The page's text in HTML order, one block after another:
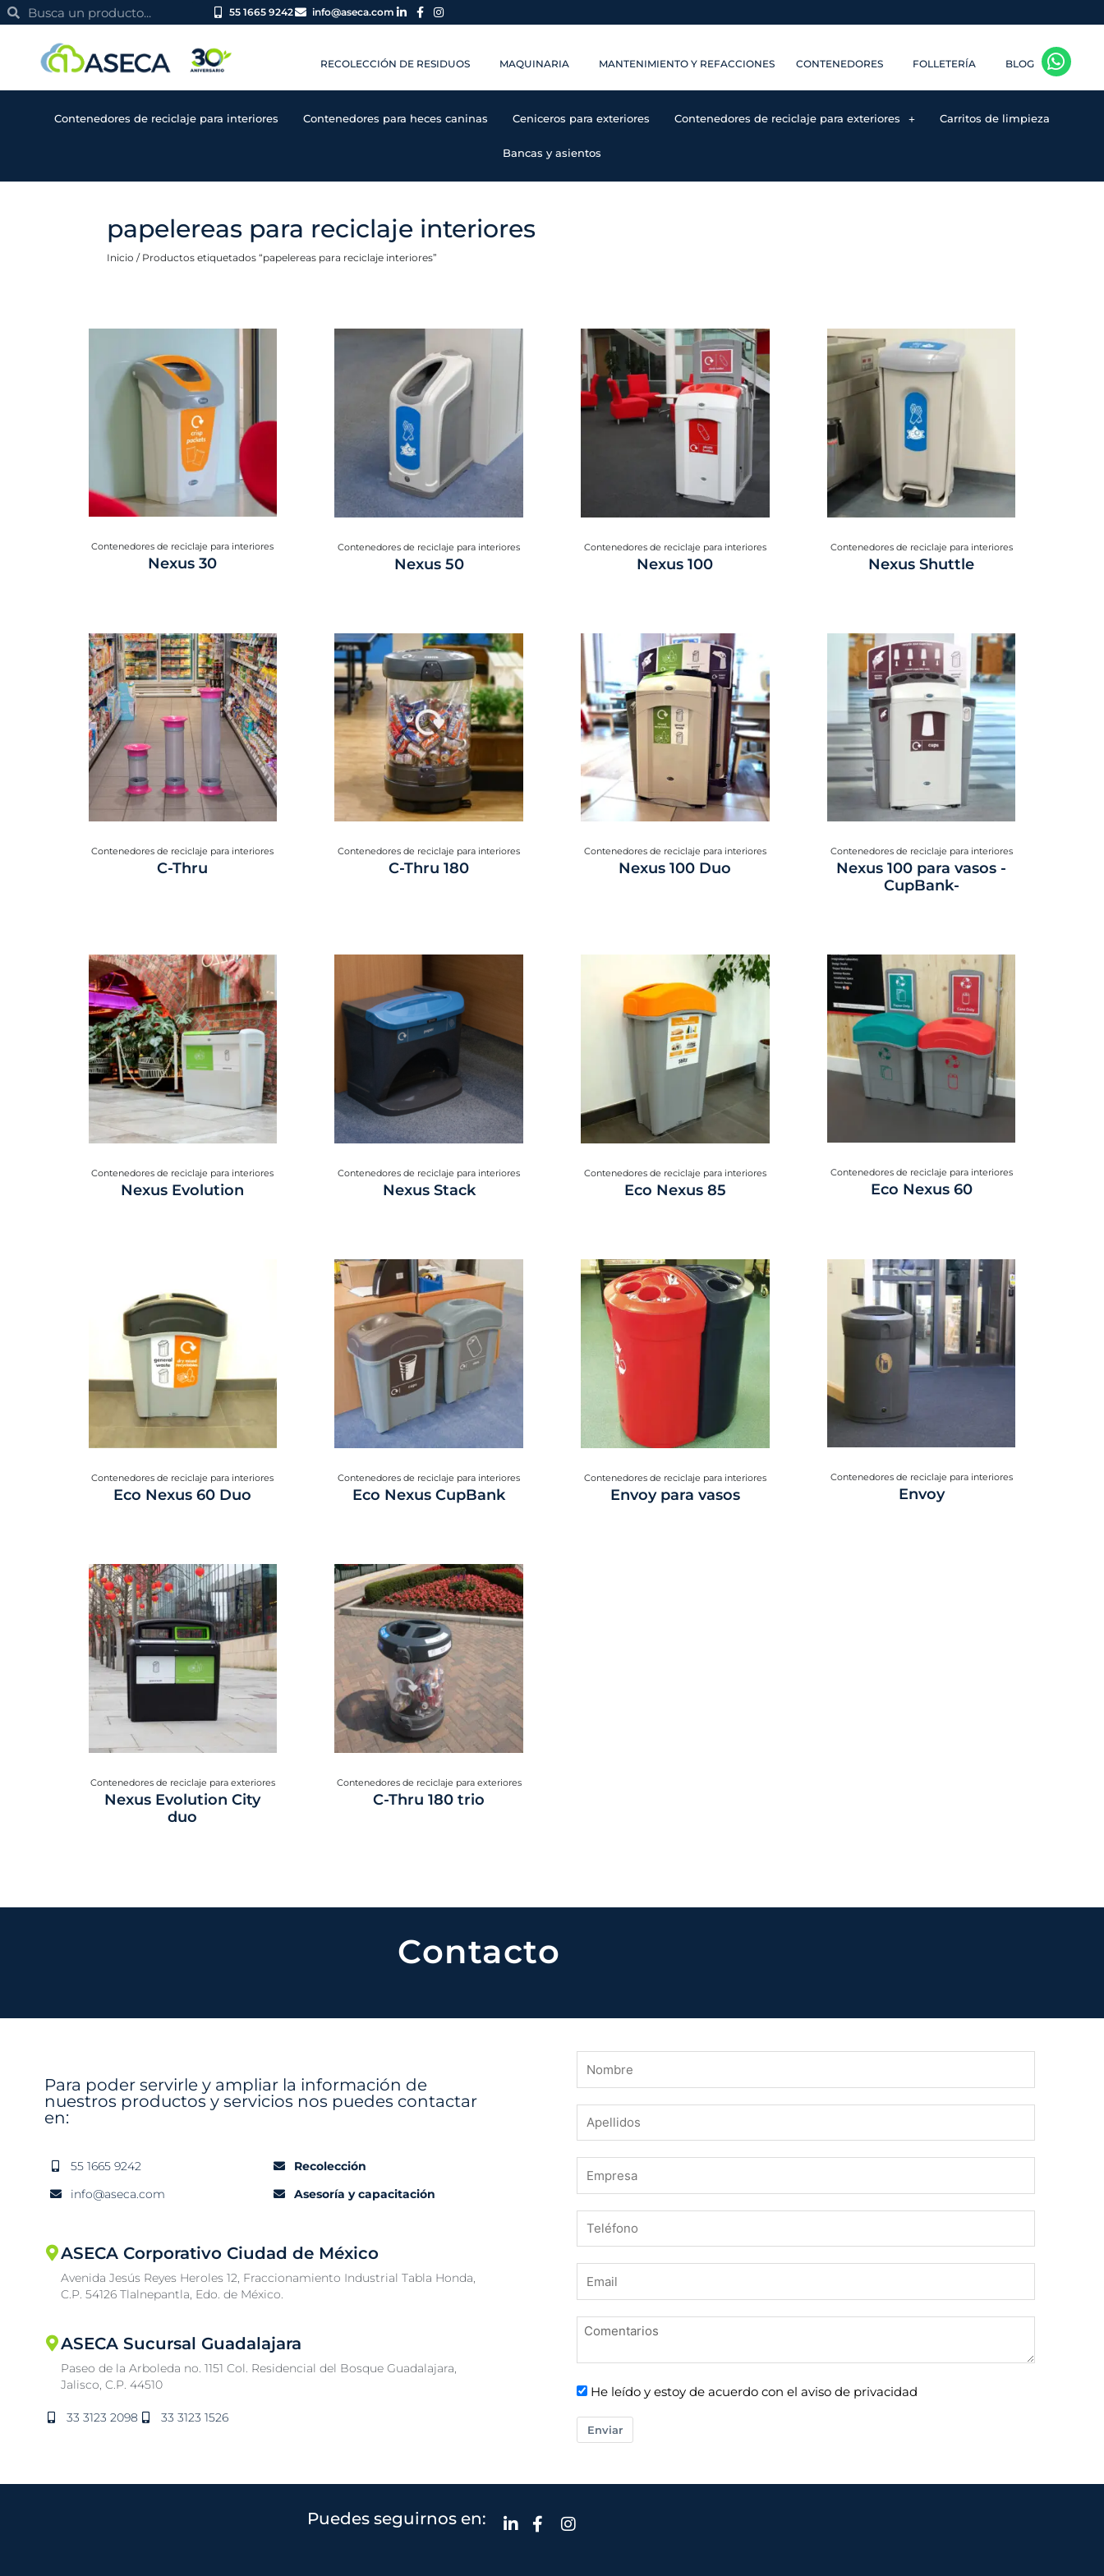
Ir
al
contenido
SearchSearch 55 1665 9242 info@aseca.com
RECOLECCIÓN DE RESIDUOS MAQUINARIA MANTENIMIENTO Y REFACCIONES CONTENEDORES FOLLETERÍA BLOG
Contenedores de reciclaje para interiores Contenedores para heces caninas Ceniceros para exteriores Contenedores de reciclaje para exteriores Carritos de limpieza
Bancas y asientos
papelereas para reciclaje interiores
Inicio / Productos etiquetados “papelereas para reciclaje interiores”
Contenedores de reciclaje para interiores
Nexus 30
Contenedores de reciclaje para interiores
Nexus 50
Contenedores de reciclaje para interiores
Nexus 100
Contenedores de reciclaje para interiores
Nexus Shuttle
Contenedores de reciclaje para interiores
C-Thru
Contenedores de reciclaje para interiores
C-Thru 180
Contenedores de reciclaje para interiores
Nexus 100 Duo
Contenedores de reciclaje para interiores
Nexus 100 para vasos -
CupBank-
Contenedores de reciclaje para interiores
Nexus Evolution
Contenedores de reciclaje para interiores
Nexus Stack
Contenedores de reciclaje para interiores
Eco Nexus 85
Contenedores de reciclaje para interiores
Eco Nexus 60
Contenedores de reciclaje para interiores
Eco Nexus 60 Duo
Contenedores de reciclaje para interiores
Eco Nexus CupBank
Contenedores de reciclaje para interiores
Envoy para vasos
Contenedores de reciclaje para interiores
Envoy
Contenedores de reciclaje para exteriores
Nexus Evolution City
duo
Contenedores de reciclaje para exteriores
C-Thru 180 trio
Contacto
Para poder servirle y ampliar la información de
nuestros productos y servicios nos puedes contactar
en:
55 1665 9242
info@aseca.com
Recolección
Asesoría y capacitación
ASECA Corporativo Ciudad de México
Avenida Jesús Reyes Heroles 12, Fraccionamiento Industrial Tabla Honda,
C.P. 54126 Tlalnepantla, Edo. de México.
ASECA Sucursal Guadalajara
Paseo de la Arboleda no. 1151 Col. Residencial del Bosque Guadalajara,
Jalisco, C.P. 44510
33 3123 2098 33 3123 1526
He leído y estoy de acuerdo con el aviso de privacidad
Enviar
Puedes seguirnos en: